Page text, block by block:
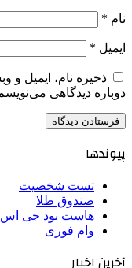
نام *
ایمیل *
ذخیره نام، ایمیل و
دوباره دیدگاهی
پیوندها
تست شخصیت
صندوق طلا
هاست نود جی اس
وام فوری
آخرین اخبار